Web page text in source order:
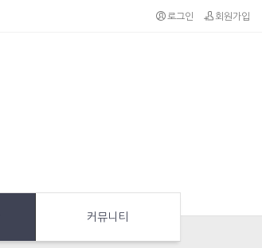
로그인 회원가입
커뮤니티